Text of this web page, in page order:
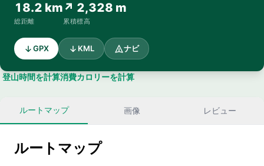
18.2 km
総距離
↗ 2,328 m
累積標高
GPX KML ナビ
登山時間を計算消費カロリーを計算
ルートマップ 画像 レビュー
ルートマップ